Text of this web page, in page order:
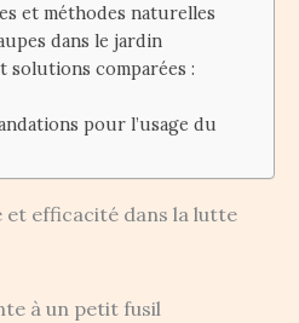
et méthodes naturelles
dans le jardin
comparées :
pour l’usage du
et efficacité dans la lutte
à un petit fusil